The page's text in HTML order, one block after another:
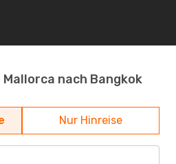
Mallorca nach Bangkok
Nur Hinreise